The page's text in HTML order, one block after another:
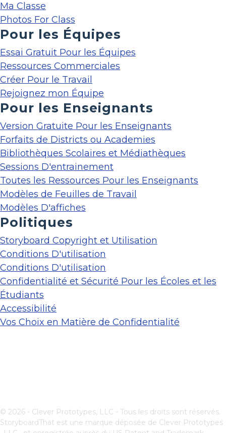
Ma Classe
Photos For Class
Pour les Équipes
Essai Gratuit Pour les Équipes
Ressources Commerciales
Créer Pour le Travail
Rejoignez mon Équipe
Pour les Enseignants
Version Gratuite Pour les Enseignants
Forfaits de Districts ou Academies
Bibliothèques Scolaires et Médiathèques
Sessions D'entrainement
Toutes les Ressources Pour les Enseignants
Modèles de Feuilles de Travail
Modèles D'affiches
Politiques
Storyboard Copyright et Utilisation
Conditions D'utilisation
Conditions D'utilisation
Confidentialité et Sécurité Pour les Écoles et les
Étudiants
Accessibilité
Vos Choix en Matière de Confidentialité
© 2026 - Clever Prototypes, LLC - Tous les droits sont réservés.
StoryboardThat est une marque déposée de Clever Prototypes